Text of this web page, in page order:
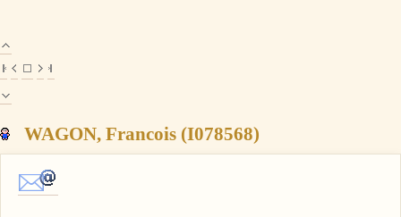
WAGON, Francois (I078568)